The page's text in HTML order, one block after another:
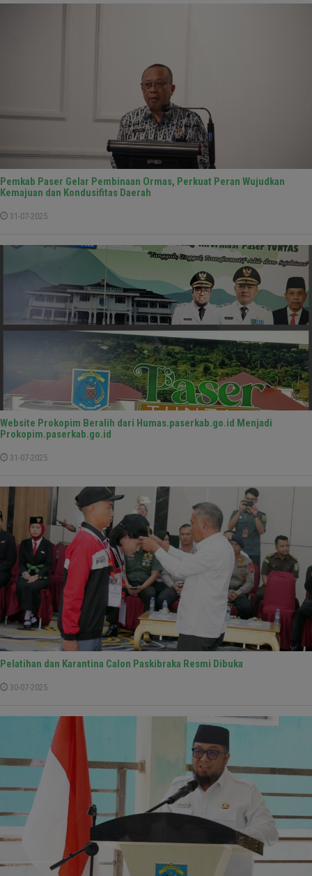
Pemkab Paser Gelar Pembinaan Ormas, Perkuat Peran Wujudkan
Kemajuan dan Kondusifitas Daerah
31-07-2025
Website Prokopim Beralih dari Humas.paserkab.go.id Menjadi
Prokopim.paserkab.go.id
31-07-2025
Pelatihan dan Karantina Calon Paskibraka Resmi Dibuka
30-07-2025